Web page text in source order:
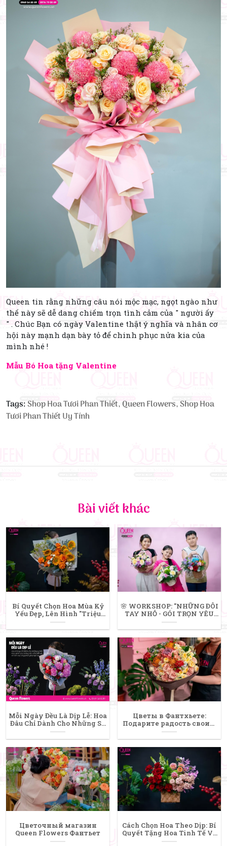
Queen tin rằng những câu nói mộc mạc, ngọt ngào như
thế này sẽ dễ dang chiếm trọn tình cảm của " người ấy
" . Chúc Bạn có ngày Valentine thật ý nghĩa và nhân cơ
hội này mạnh dạn bày tỏ để chinh phục nửa kia của
mình nhé !
Mẫu Bó Hoa tặng Valentine
Tags:Shop Hoa Tươi Phan Thiết, Queen Flowers, Shop Hoa
Tươi Phan Thiết Uy Tính
Bài viết khác
Bí Quyết Chọn Hoa Mùa Kỷ
Yếu Đẹp, Lên Hình "Triệu
Like" Cho Nam Và Nữ
​🌸 WORKSHOP: "NHỮNG ĐÔI
TAY NHỎ - GÓI TRỌN YÊU
THƯƠNG" 🌸
Mỗi Ngày Đều Là Dịp Lễ: Hoa
Đâu Chỉ Dành Cho Những Sự
Kiện!
Цветы в Фантхьете:
Подарите радость своим
близким с Queen Flowers
Цветочный магазин
Queen Flowers Фантьет
Cách Chọn Hoa Theo Dịp: Bí
Quyết Tặng Hoa Tinh Tế Và
Ý Nghĩa Nhất